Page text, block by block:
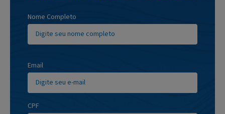
Nome Completo
Email
CPF